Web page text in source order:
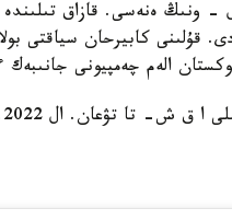
- ونىڭ ەنەسى. قازاق
قۇلىنى كابيرحان سياقتى
الەم چەمپيونى جانىبەك